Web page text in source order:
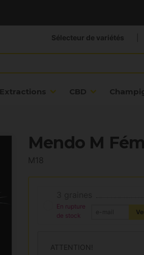
Extractions CBD
Sélecteur de variétés
Mendo M
M18
En rupture
de stock
ATTENTION!